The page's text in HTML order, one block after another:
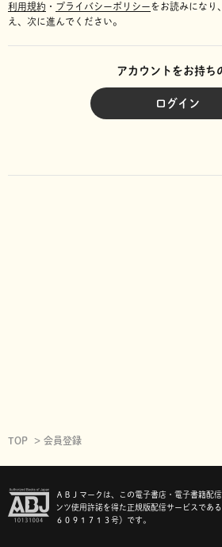
利用規約 ・ プライバシーポリシーをお読みになり、
え、次に進んでください。
アカウントをお持ち
ログイン
TOP 会員登録
ＡＢＪマークは、この電子書店・電子書籍配
ンツ使用許諾を得た正規版配信サービスであ
６０９１７１３号）です。